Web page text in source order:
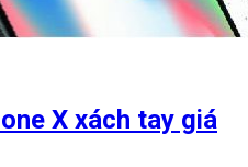
X xách tay giá